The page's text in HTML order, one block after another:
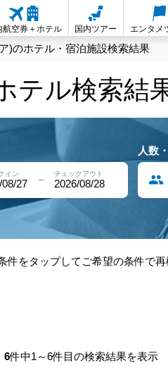
航空券＋ホテル 国内ツアー エンタメ
)のホテル・宿泊施設検索結果
テル検索結
イン
08/27
チェックアウト
2026/08/28
人数
をタップしてご希望の条件で再
6件中1～6件目の検索結果を表示